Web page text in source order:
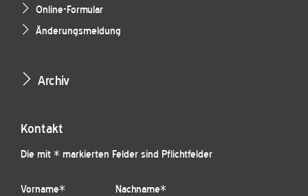
Online-Formular
Änderungsmeldung
Archiv
Kontakt
Die mit * markierten Felder sind Pflichtfelder
Vorname* Nachname*